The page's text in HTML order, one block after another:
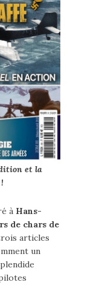
et la
à Hans-
de chars de
articles
un